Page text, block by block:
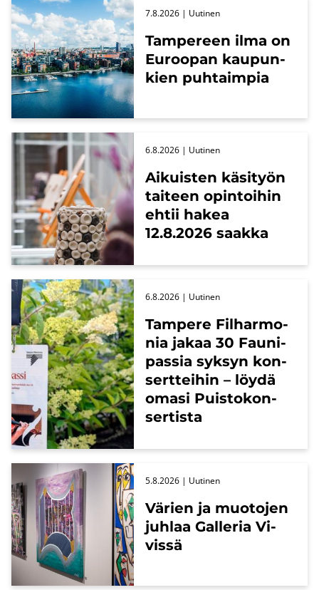
Tam­pe­reen ilma on
Eu­roo­pan kau­pun­
kien puh­taim­pia
7.8.2026 | Uu­ti­nen
Ai­kuis­ten kä­si­työn
tai­teen opin­toi­hin
ehtii hakea
12.8.2026 saak­ka
6.8.2026 | Uu­ti­nen
Tam­pe­re Fil­har­mo­
nia jakaa 30 Fau­ni­
pas­sia syk­syn kon­
sert­tei­hin – löydä
omasi Puis­to­kon­
ser­tis­ta
6.8.2026 | Uu­ti­nen
Vä­rien ja muo­to­jen
juh­laa Gal­le­ria Vi­
vis­sä
5.8.2026 | Uu­ti­nen